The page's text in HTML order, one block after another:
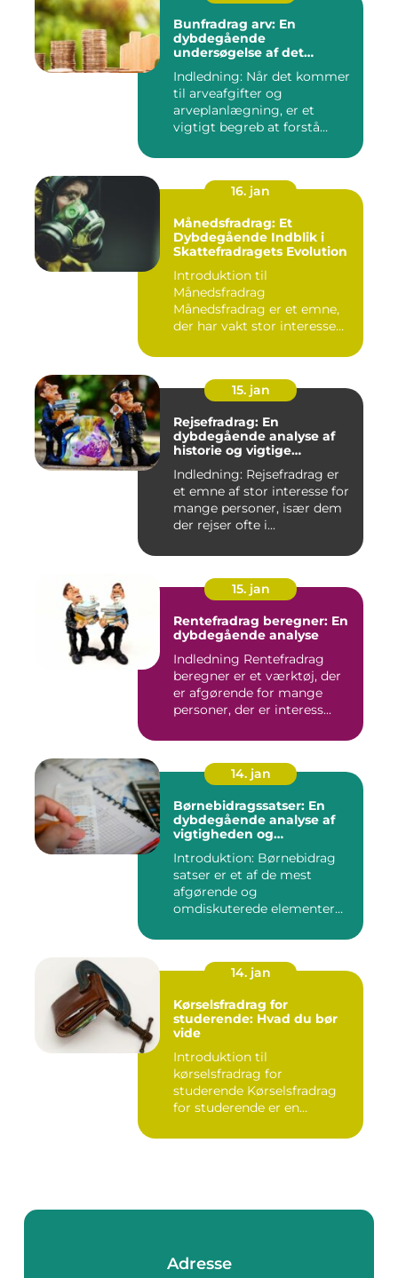
Bunfradrag arv: En
dybdegående
undersøgelse af det
Indledning: Når det kommer
til arveafgifter og
arveplanlægning, er et
vigtigt begreb at forstå
16. jan
Månedsfradrag: Et
Dybdegående Indblik i
Skattefradragets Evolution
Introduktion til
Månedsfradrag
Månedsfradrag er et emne,
der har vakt stor interesse
15. jan
Rejsefradrag: En
dybdegående analyse af
historie og vigtige
Indledning: Rejsefradrag er
et emne af stor interesse for
mange personer, især dem
der rejser ofte i...
15. jan
Rentefradrag beregner: En
dybdegående analyse
Indledning Rentefradrag
beregner er et værktøj, der
er afgørende for mange
personer, der er interess...
14. jan
Børnebidragssatser: En
dybdegående analyse af
vigtigheden og
Introduktion: Børnebidrag
satser er et af de mest
afgørende og
omdiskuterede elementer
14. jan
Kørselsfradrag for
studerende: Hvad du bør
vide
Introduktion til
kørselsfradrag for
studerende Kørselsfradrag
for studerende er en
Adresse